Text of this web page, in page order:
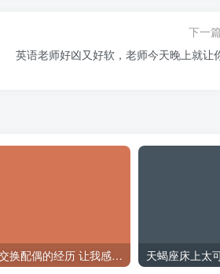
下一篇
英语老师好凶又好软，老师今天晚上就让
和同事交换配偶的经历 让我感受到了从未有过的快乐